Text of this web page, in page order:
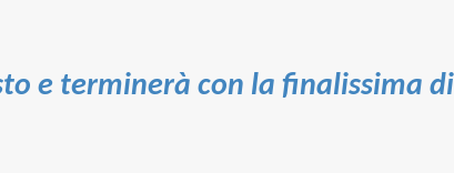
e terminerà con la finalissima di